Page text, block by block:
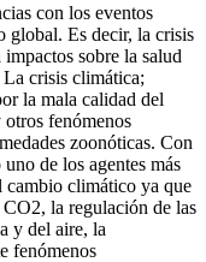
con los eventos
global. Es decir, la crisis
sobre la salud
crisis climática;
la mala calidad del
fenómenos
zoonóticas. Con
de los agentes más
cambio climático ya que
la regulación de las
y del aire, la
fenómenos